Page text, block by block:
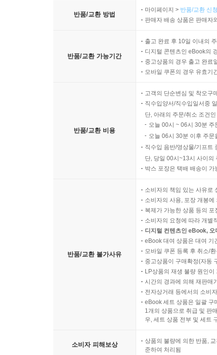
반품/교환 방법
마이페이지 > 반품/교환 신
판매자 배송 상품은 판매자
반품/교환 가능기간
출고 완료 후 10일 이내의
디지털 콘텐츠인 eBook의
중고상품의 경우 출고 완료
모바일 쿠폰의 경우 유효기
반품/교환 비용
고객의 단순변심 및 착오구
직수입양서/직수입일서중
단, 아래의 주문/취소 조건
오늘 00시 ~ 06시 30분
오늘 06시 30분 이후 주
직수입 음반/영상물/기프트
단, 당일 00시~13시 사이의
박스 포장은 택배 배송이
반품/교환 불가사유
소비자의 책임 있는 사유로
소비자의 사용, 포장 개봉
복제가 가능한 상품 등의
소비자의 요청에 따라 개별
디지털 컨텐츠인 eBook,
eBook 대여 상품은 대여 기
모바일 쿠폰 등록 후 취소/
중고상품이 구매확정(자동
LP상품의 재생 불량 원인
시간의 경과에 의해 재판매
전자상거래 등에서의 소비
eBook 세트 상품은 일괄 구
1개의 상품으로 취급 및 판
우, 세트 상품 전부 및 세트
소비자 피해보상
상품의 불량에 의한 반품,
준하여 처리됨